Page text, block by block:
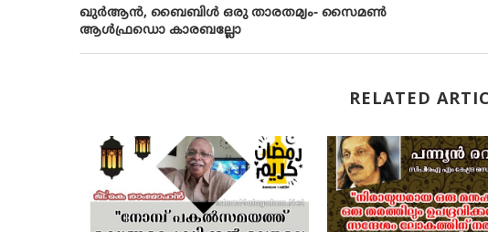
ഖുര്‍ആന്‍, ബൈബിള്‍ ഒരു താരതമ്യം- സൈമണ്‍
ആള്‍ഫ്രഡൊ കാരബല്ലോ
RELATED